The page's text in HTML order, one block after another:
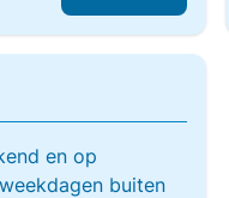
en op
buiten